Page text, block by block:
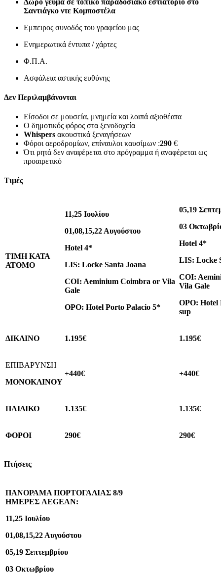
Σαντιάγκο ντε Κομποστέλα
Εμπειρος συνοδός του γραφείου μας
Ενημερωτικά έντυπα / χάρτες
Φ.Π.Α.
Ασφάλεια αστικής ευθύνης
Δεν Περιλαμβάνονται
Είσοδοι σε μουσεία, μνημεία και λοιπά αξιοθέατα
Ο δημοτικός φόρος στα ξενοδοχεία
Whispers ακουστικά ξεναγήσεων
Φόροι αεροδρομίων, επίναυλοι καυσίμων :290 €
Ότι ρητά δεν αναφέρεται στο πρόγραμμα ή αναφέρεται ως
προαιρετικό
Τιμές
ΤΙΜΗ ΚΑΤΑ
ΑΤΟΜΟ
11,25 Ιουλίου
01,08,15,22 Αυγούστου
Hotel 4*
LIS: Locke Santa Joana
COI: Aeminium Coimbra or Vila
Gale
OPO: Hotel Porto Palacio 5*
05,19
03
Hotel 4*
LIS: Locke
COI:
Vila Gale
OPO: Hotel
sup
ΔΙΚΛΙΝΟ 1.195€ 1.195€
ΕΠΙΒΑΡΥΝΣΗ
ΜΟΝΟΚΛΙΝΟΥ
+440€ +440€
ΠΑΙΔΙΚΟ 1.135€ 1.135€
ΦΟΡΟΙ 290€ 290€
Πτήσεις
ΠΑΝΟΡΑΜΑ ΠΟΡΤΟΓΑΛΙΑΣ 8/9
ΗΜΕΡΕΣ AEGEAN:
11,25 Ιουλίου
01,08,15,22 Αυγούστου
05,19 Σεπτεμβρίου
03 Οκτωβρίου